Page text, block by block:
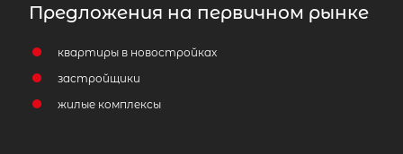
8 840 000 ₽ продажа
Улица Дыбенко
Площадь кухни
Предложения на первичном рынке
квартиры в новостройках
застройщики
жилые комплексы